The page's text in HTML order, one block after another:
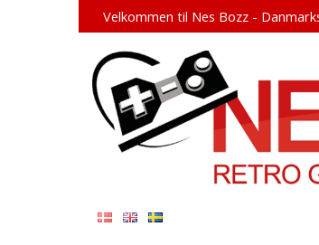
Velkommen til Nes Bozz -